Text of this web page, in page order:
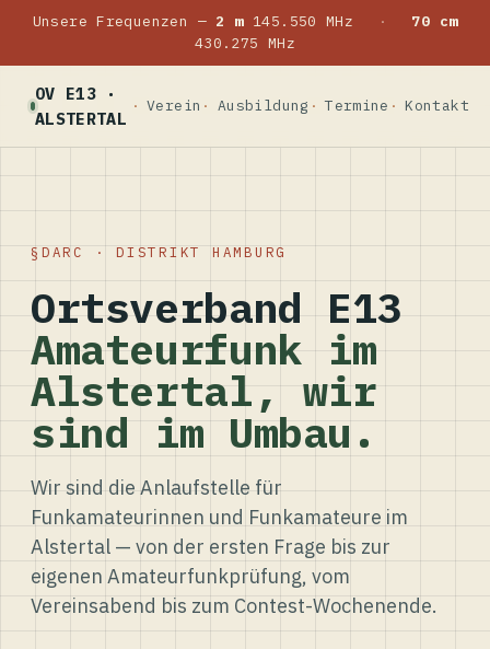
Unsere Frequenzen — 2 m145.550 MHz ·
70 cm
430.275 MHz
OV E13 ·
ALSTERTAL
Verein Ausbildung Termine Kontakt
DARC · DISTRIKT HAMBURG
Ortsverband E13
Amateurfunk im
Alstertal, wir
sind im Umbau.
Wir sind die Anlaufstelle für
Funkamateurinnen und Funkamateure im
Alstertal — von der ersten Frage bis zur
eigenen Amateurfunkprüfung, vom
Vereinsabend bis zum Contest-Wochenende.